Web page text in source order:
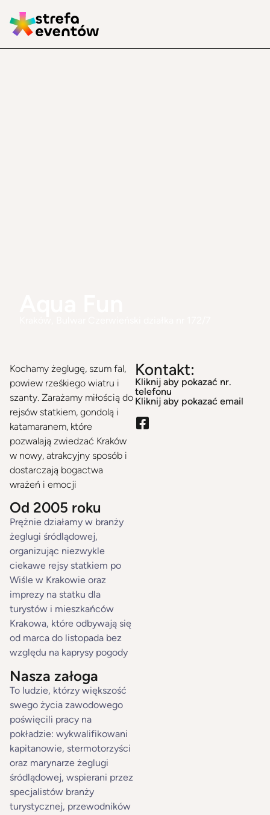
Kochamy żeglugę, szum fal,
powiew rześkiego wiatru i
szanty. Zarażamy miłością do
rejsów statkiem, gondolą i
katamaranem, które
pozwalają zwiedzać Kraków
w nowy, atrakcyjny sposób i
dostarczają bogactwa
wrażeń i emocji
Od 2005 roku
Prężnie działamy w branży
żeglugi śródlądowej,
organizując niezwykle
ciekawe rejsy statkiem po
Wiśle w Krakowie oraz
imprezy na statku dla
turystów i mieszkańców
Krakowa, które odbywają się
od marca do listopada bez
względu na kaprysy pogody
Nasza załoga
To ludzie, którzy większość
swego życia zawodowego
poświęcili pracy na
pokładzie: wykwalifikowani
kapitanowie, stermotorzyści
oraz marynarze żeglugi
śródlądowej, wspierani przez
specjalistów branży
turystycznej, przewodników
Kontakt:
Kliknij aby pokazać nr.
telefonu
Kliknij aby pokazać email